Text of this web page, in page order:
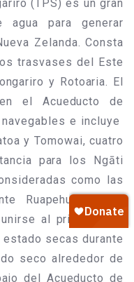
(TPS) es un gran
agua para generar
Zelanda. Consta
trasvases del Este
y Rotoaria. El
el Acueducto de
e incluye
y Tomowai, cuatro
para los Ngāti
como las
Ruapehu, cuando
al principal río
estado secas durante
seco alrededor de
del Acueducto de